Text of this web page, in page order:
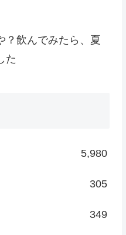
？飲んでみたら、夏
た
5,980
305
349